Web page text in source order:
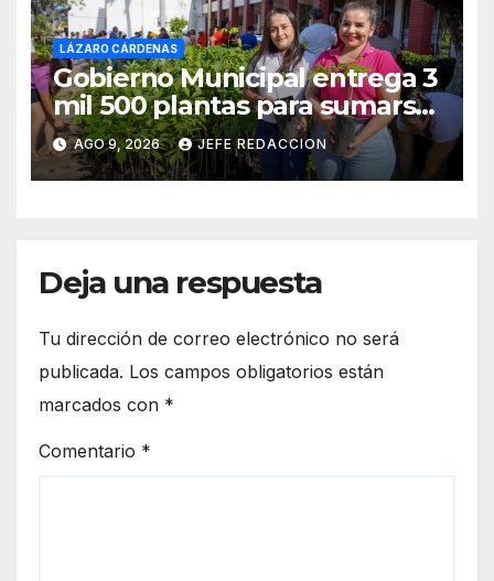
LÁZARO CÁRDENAS
Gobierno Municipal entrega 3
mil 500 plantas para sumarse
a la Jornada Nacional de
Reforestación
AGO 9, 2026 JEFE REDACCION
Deja una respuesta
Tu dirección de correo electrónico no será
publicada. Los campos obligatorios están
marcados con *
Comentario *